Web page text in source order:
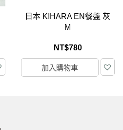
日本 KIHARA EN餐盤 灰
M
NT$780
加入購物車